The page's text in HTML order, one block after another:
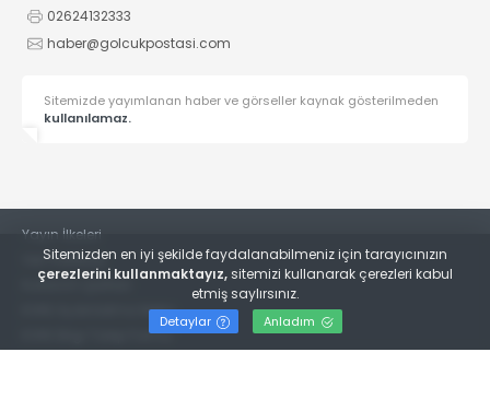
02624132333
haber@golcukpostasi.com
Sitemizde yayımlanan haber ve görseller kaynak gösterilmeden
kullanılamaz.
Yayın İlkeleri
Veri Politikası
Kullanım Şartları
KVKK Aydınlatma Metni
KVKK Bilgi Talep Formu
Sitemizden en iyi şekilde faydalanabilmeniz için tarayıcınızın
çerezlerini kullanmaktayız, sitemizi kullanarak çerezleri kabul
etmiş saylırsınız.
Detaylar Anladım